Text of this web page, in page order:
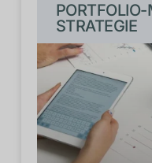
STRATEGIE